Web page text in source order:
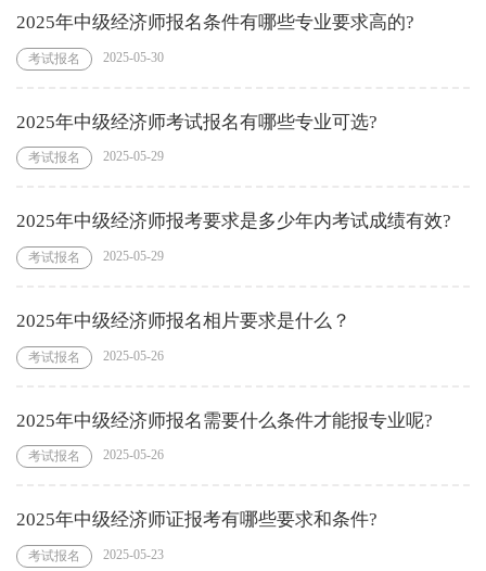
2025年中级经济师报名条件有哪些专业要求高的?
考试报名 2025-05-30
2025年中级经济师考试报名有哪些专业可选?
考试报名 2025-05-29
2025年中级经济师报考要求是多少年内考试成绩有效?
考试报名 2025-05-29
2025年中级经济师报名相片要求是什么？
考试报名 2025-05-26
2025年中级经济师报名需要什么条件才能报专业呢?
考试报名 2025-05-26
2025年中级经济师证报考有哪些要求和条件?
考试报名 2025-05-23